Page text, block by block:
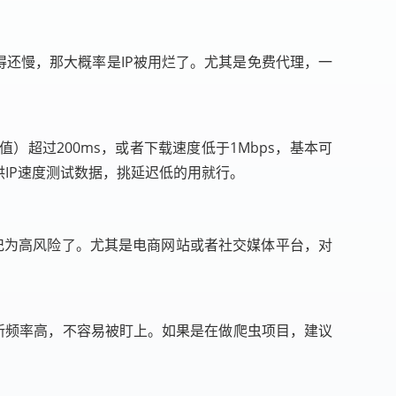
慢，那大概率是IP被用烂了。尤其是免费代理，一
）超过200ms，或者下载速度低于1Mbps，基本可
速度测试数据，挑延迟低的用就行。
高风险了。尤其是电商网站或者社交媒体平台，对
率高，不容易被盯上。如果是在做爬虫项目，建议